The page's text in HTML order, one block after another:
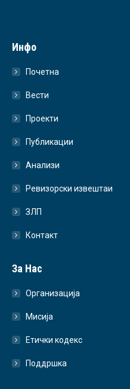
Инфо
Почетна
Вести
Проекти
Публикации
Анализи
Ревизорски извештаи
ЗЛП
Контакт
За Нас
Организација
Мисија
Етички кодекс
Поддршка